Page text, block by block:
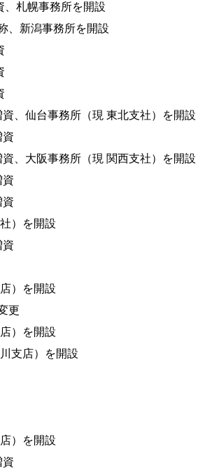
、札幌事務所を開設
、新潟事務所を開設
、仙台事務所（現 東北支社）を開設
資
、大阪事務所（現 関西支社）を開設
資
資
）を開設
資
）を開設
更
）を開設
支店）を開設
）を開設
資